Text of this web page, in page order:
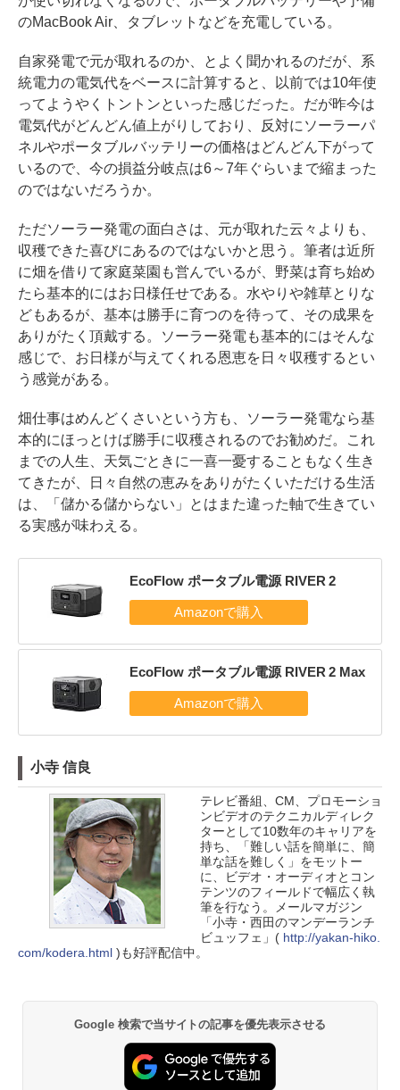
のMacBook Air、タブレットなどを充電している。
自家発電で元が取れるのか、とよく聞かれるのだが、系
統電力の電気代をベースに計算すると、以前では10年使
ってようやくトントンといった感じだった。だが昨今は
電気代がどんどん値上がりしており、反対にソーラーパ
ネルやポータブルバッテリーの価格はどんどん下がって
いるので、今の損益分岐点は6～7年ぐらいまで縮まった
のではないだろうか。
ただソーラー発電の面白さは、元が取れた云々よりも、
収穫できた喜びにあるのではないかと思う。筆者は近所
に畑を借りて家庭菜園も営んでいるが、野菜は育ち始め
たら基本的にはお日様任せである。水やりや雑草とりな
どもあるが、基本は勝手に育つのを待って、その成果を
ありがたく頂戴する。ソーラー発電も基本的にはそんな
感じで、お日様が与えてくれる恩恵を日々収穫するとい
う感覚がある。
畑仕事はめんどくさいという方も、ソーラー発電なら基
本的にほっとけば勝手に収穫されるのでお勧めだ。これ
までの人生、天気ごときに一喜一憂することもなく生き
てきたが、日々自然の恵みをありがたくいただける生活
は、「儲かる儲からない」とはまた違った軸で生きてい
る実感が味わえる。
EcoFlow ポータブル電源 RIVER 2
EcoFlow ポータブル電源 RIVER 2 Max
小寺 信良
テレビ番組、CM、プロモーショ
ンビデオのテクニカルディレク
ターとして10数年のキャリアを
持ち、「難しい話を簡単に、簡
単な話を難しく」をモットー
に、ビデオ・オーディオとコン
テンツのフィールドで幅広く執
筆を行なう。メールマガジン
「小寺・西田のマンデーランチ
ビュッフェ」( http://yakan-hiko.
com/kodera.html)も好評配信中。
Google 検索で当サイトの記事を優先表示させる